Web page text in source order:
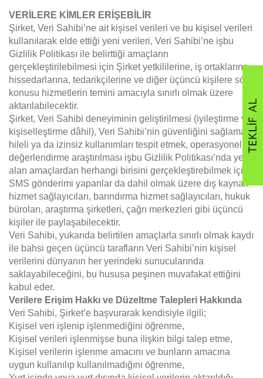
VERİLERE KİMLER ERİŞEBİLİR
Şirket, Veri Sahibi’ne ait kişisel verileri ve bu kişisel verileri
kullanılarak elde ettiği yeni verileri, Veri Sahibi’ne işbu
Gizlilik Politikası ile belirttiği amaçların
gerçekleştirilebilmesi için Şirket yetkililerine, iş ortaklarına,
hissedarlarına, tedarikçilerine ve diğer üçüncü kişilere söz
konusu hizmetlerin temini amacıyla sınırlı olmak üzere
aktarılabilecektir.
Şirket, Veri Sahibi deneyiminin geliştirilmesi (iyileştirme ve
kişiselleştirme dâhil), Veri Sahibi’nin güvenliğini sağlamak,
hileli ya da izinsiz kullanımları tespit etmek, operasyonel
değerlendirme araştırılması işbu Gizlilik Politikası’nda yer
alan amaçlardan herhangi birisini gerçekleştirebilmek için
SMS gönderimi yapanlar da dahil olmak üzere dış kaynak
hizmet sağlayıcıları, barındırma hizmet sağlayıcıları, hukuk
büroları, araştırma şirketleri, çağrı merkezleri gibi üçüncü
kişiler ile paylaşabilecektir.
Veri Sahibi, yukarıda belirtilen amaçlarla sınırlı olmak kaydı
ile bahsi geçen üçüncü tarafların Veri Sahibi’nin kişisel
verilerini dünyanın her yerindeki sunucularında
saklayabileceğini, bu hususa peşinen muvafakat ettiğini
kabul eder.
Verilere Erişim Hakkı ve Düzeltme Talepleri Hakkında
Veri Sahibi, Şirket’e başvurarak kendisiyle ilgili;
Kişisel veri işlenip işlenmediğini öğrenme,
Kişisel verileri işlenmişse buna ilişkin bilgi talep etme,
Kişisel verilerin işlenme amacını ve bunların amacına
uygun kullanılıp kullanılmadığını öğrenme,